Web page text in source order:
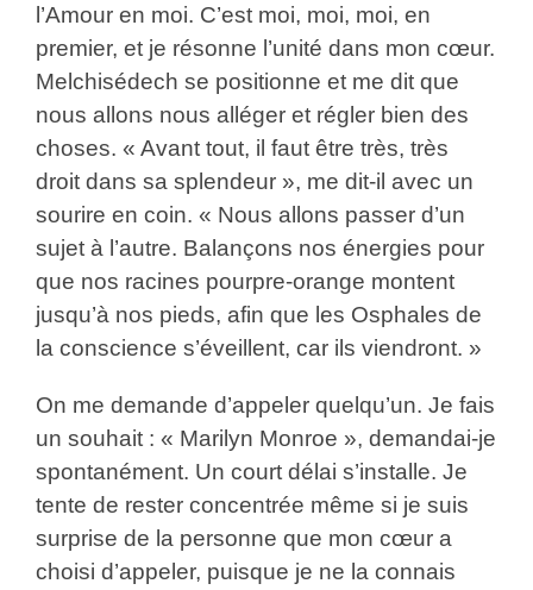
l’Amour en moi. C’est moi, moi, moi, en
premier, et je résonne l’unité dans mon cœur.
Melchisédech se positionne et me dit que
nous allons nous alléger et régler bien des
choses. « Avant tout, il faut être très, très
droit dans sa splendeur », me dit-il avec un
sourire en coin. « Nous allons passer d’un
sujet à l’autre. Balançons nos énergies pour
que nos racines pourpre-orange montent
jusqu’à nos pieds, afin que les Osphales de
la conscience s’éveillent, car ils viendront. »
On me demande d’appeler quelqu’un. Je fais
un souhait : « Marilyn Monroe », demandai-je
spontanément. Un court délai s’installe. Je
tente de rester concentrée même si je suis
surprise de la personne que mon cœur a
choisi d’appeler, puisque je ne la connais